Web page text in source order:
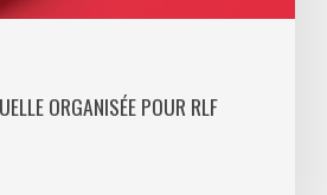
ORGANISÉE POUR RLF